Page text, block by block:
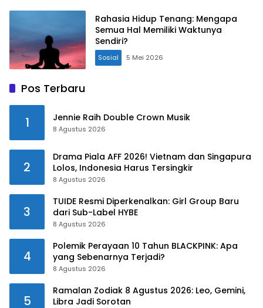
Rahasia Hidup Tenang: Mengapa
Semua Hal Memiliki Waktunya
Sendiri?
Sosial 5 Mei 2026
Pos Terbaru
1 Jennie Raih Double Crown Musik
8 Agustus 2026
2
Drama Piala AFF 2026! Vietnam dan Singapura
Lolos, Indonesia Harus Tersingkir
8 Agustus 2026
3
TUIDE Resmi Diperkenalkan: Girl Group Baru
dari Sub-Label HYBE
8 Agustus 2026
4
Polemik Perayaan 10 Tahun BLACKPINK: Apa
yang Sebenarnya Terjadi?
8 Agustus 2026
5
Ramalan Zodiak 8 Agustus 2026: Leo, Gemini,
Libra Jadi Sorotan